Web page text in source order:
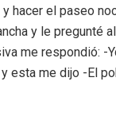
hacer el paseo
y le pregunté
me respondió: -
esta me dijo -El